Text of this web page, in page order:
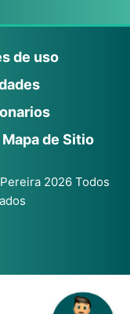
Gracias
de uso
Mapa de Sitio
2026 Todos